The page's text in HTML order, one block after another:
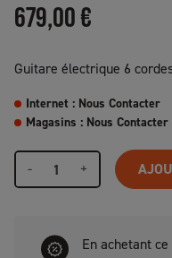
679,00 €
Guitare électrique 6
Internet : Nous Contacter
Magasins : Nous Contacter
- +
En achetant